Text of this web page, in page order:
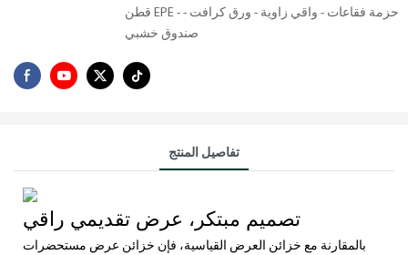
قطن EPE - حزمة فقاعات - واقي زاوية - ورق كرافت -
صندوق خشبي
تفاصيل المنتج
تصميم مبتكر، عرض تقديمي راقي
بالمقارنة مع خزائن العرض القياسية، فإن خزائن عرض مستحضرات